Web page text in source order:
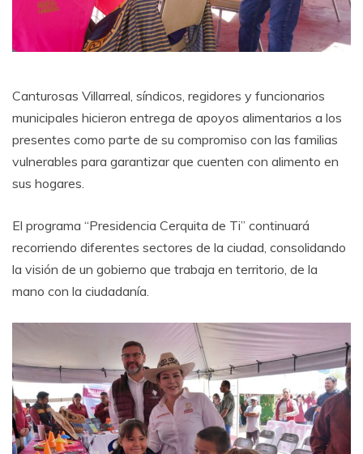
Canturosas Villarreal, síndicos, regidores y funcionarios
municipales hicieron entrega de apoyos alimentarios a los
presentes como parte de su compromiso con las familias
vulnerables para garantizar que cuenten con alimento en
sus hogares.
El programa “Presidencia Cerquita de Ti” continuará
recorriendo diferentes sectores de la ciudad, consolidando
la visión de un gobierno que trabaja en territorio, de la
mano con la ciudadanía.